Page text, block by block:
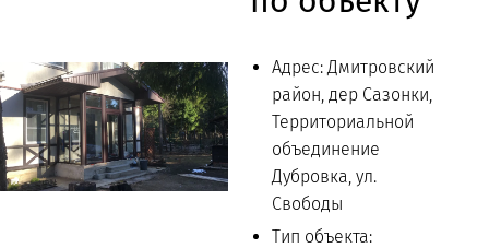
Адрес: Дмитровский
район, дер Сазонки,
Территориальной
объединение
Дубровка, ул.
Свободы
Тип объекта: